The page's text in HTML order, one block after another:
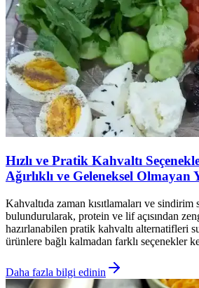
Hızlı ve Pratik Kahvaltı
Ağırlıklı ve Geleneksel Olmayan
Kahvaltıda zaman kısıtlamaları ve sindirim
bulundurularak, protein ve lif açısından
hazırlanabilen pratik kahvaltı alternatifleri
ürünlere bağlı kalmadan farklı seçenekler
Daha fazla bilgi edinin